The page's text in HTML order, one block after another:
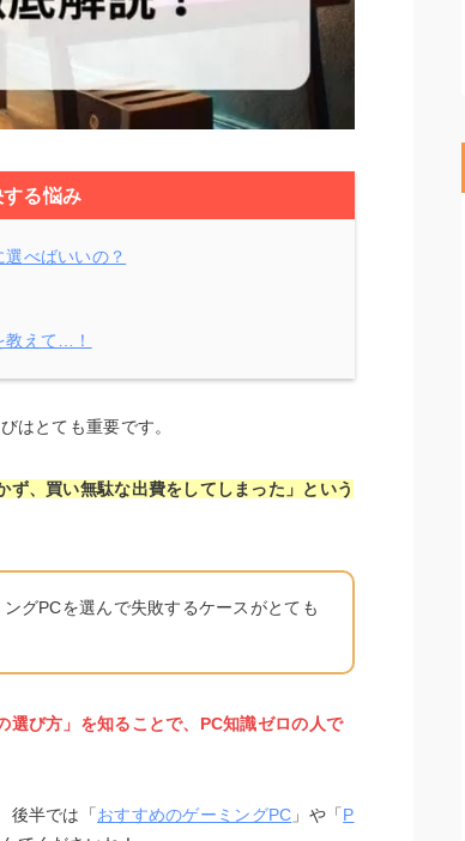
る悩み
べばいいの？
教えて…！
はとても重要です。
、買い無駄な出費をしてしまった」という
グPCを選んで失敗するケースがとても
選び方」を知ることで、PC知識ゼロの人で
後半では「おすすめのゲーミングPC 」や「P